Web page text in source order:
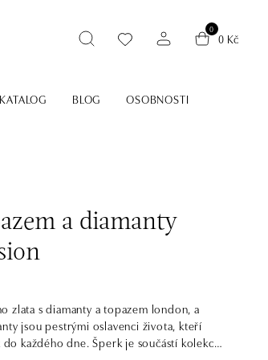
0
0 Kč
KATALOG BLOG OSOBNOSTI
a diamanty
zlata s diamanty a topazem london, a
jsou pestrými oslavenci života, kteří
každého dne. Šperk je součástí kolekce